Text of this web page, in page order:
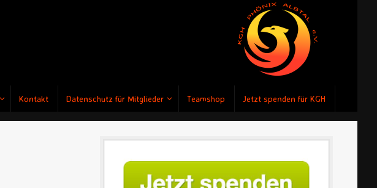
Kontakt Datenschutz für Mitglieder Teamshop Jetzt spenden für KGH